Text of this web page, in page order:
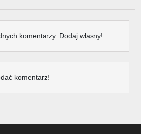
komentarzy. Dodaj własny!
komentarz!